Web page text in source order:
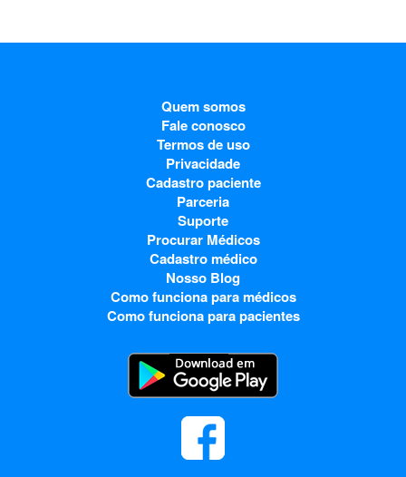
Quem somos
Fale conosco
Termos de uso
Privacidade
Cadastro paciente
Parceria
Suporte
Procurar Médicos
Cadastro médico
Nosso Blog
Como funciona para médicos
Como funciona para pacientes